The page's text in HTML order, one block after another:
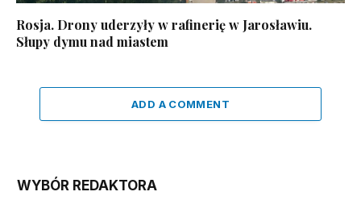
Rosja. Drony uderzyły w rafinerię w Jarosławiu.
Słupy dymu nad miastem
ADD A COMMENT
WYBÓR REDAKTORA